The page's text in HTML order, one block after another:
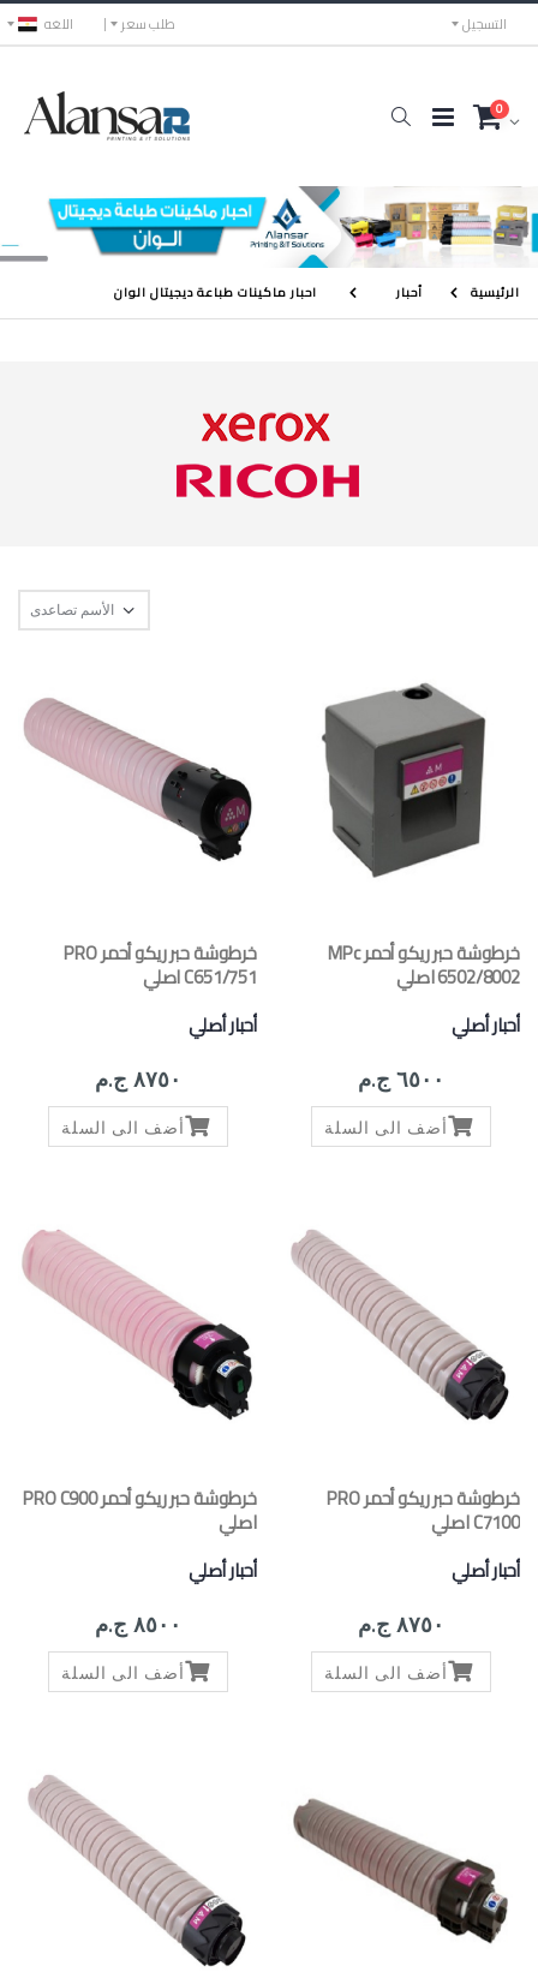
اللغه طلب سعر التسجيل
0
الرئيسية أحبار احبار ماكينات طباعة ديجيتال الوان
خرطوشة حبر ريكو أحمر MPc
6502/8002 اصلي
أحبار أصلي
٦٥٠٠ ج.م
أضف الى السلة
خرطوشة حبر ريكو أحمر PRO
C651/751 اصلي
أحبار أصلي
٨٧٥٠ ج.م
أضف الى السلة
خرطوشة حبر ريكو أحمر PRO
C7100 اصلي
أحبار أصلي
٨٧٥٠ ج.م
أضف الى السلة
خرطوشة حبر ريكو أحمر PRO C900
اصلي
أحبار أصلي
٨٥٠٠ ج.م
أضف الى السلة